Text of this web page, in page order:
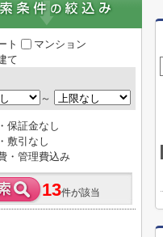
ト
マンション
て
～
保証金なし
敷引なし
・管理費込み
13件が該当